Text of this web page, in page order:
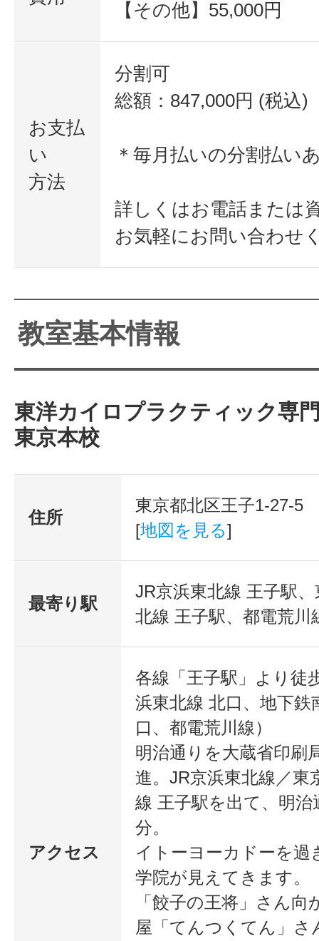
【その他】55,000円
お支払
い
方法
分割可
総額：847,000円 (税込)
＊毎月払いの分割払い
詳しくはお電話または
お気軽にお問い合わせ
教室基本情報
東洋カイロプラクティック専
東京本校
住所
東京都北区王子1-27-5
[地図を見る]
最寄り駅
JR京浜東北線 王子駅
北線 王子駅、都電荒川
アクセス
各線「王子駅」より徒
浜東北線 北口、地下鉄
口、都電荒川線）
明治通りを大蔵省印刷
進。JR京浜東北線／東
線 王子駅を出て、明
分。
イトーヨーカドーを過
学院が見えてきます。
「餃子の王将」さん向
屋「てんつくてん」さ